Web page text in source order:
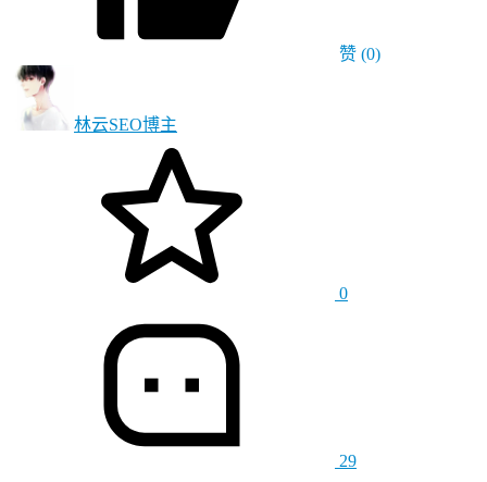
赞 (0)
林云SEO博主
0
29